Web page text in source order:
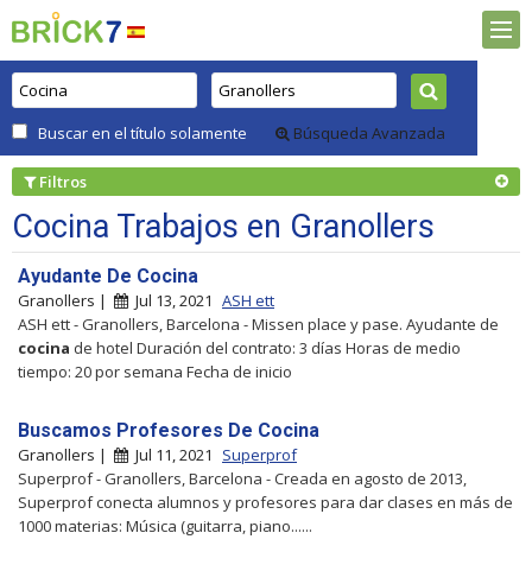
Buscar en el título solamente Búsqueda Avanzada
Filtros
Cocina Trabajos en Granollers
Ayudante De Cocina
Granollers | Jul 13, 2021 ASH ett
ASH ett - Granollers, Barcelona - Missen place y pase. Ayudante de
cocina de hotel Duración del contrato: 3 días Horas de medio
tiempo: 20 por semana Fecha de inicio
Buscamos Profesores De Cocina
Granollers | Jul 11, 2021
Superprof
Superprof - Granollers, Barcelona - Creada en agosto de 2013,
Superprof conecta alumnos y profesores para dar clases en más de
1000 materias: Música (guitarra, piano......